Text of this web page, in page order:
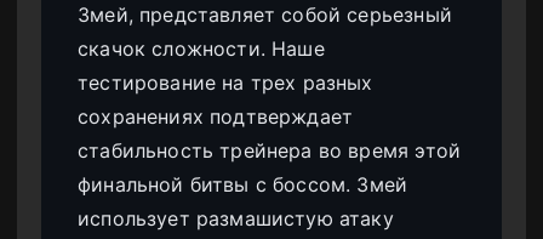
Змей, представляет собой серьезный
скачок сложности. Наше
тестирование на трех разных
сохранениях подтверждает
стабильность трейнера во время этой
финальной битвы с боссом. Змей
использует размашистую атаку